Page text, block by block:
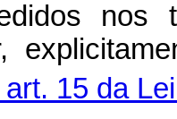
15 da